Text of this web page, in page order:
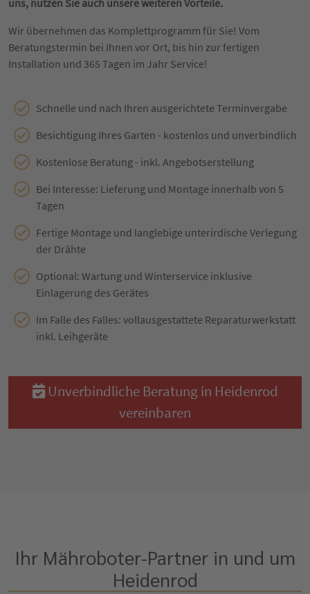
uns, nutzen Sie auch unsere weiteren Vorteile.
Wir übernehmen das Komplettprogramm für Sie! Vom
Beratungstermin bei Ihnen vor Ort, bis hin zur fertigen
Installation und 365 Tagen im Jahr Service!
Schnelle und nach Ihren ausgerichtete Terminvergabe
Besichtigung Ihres Garten - kostenlos und unverbindlich
Kostenlose Beratung - inkl. Angebotserstellung
Bei Interesse: Lieferung und Montage innerhalb von 5
Tagen
Fertige Montage und langlebige unterirdische Verlegung
der Drähte
Optional: Wartung und Winterservice inklusive
Einlagerung des Gerätes
Im Falle des Falles: vollausgestattete Reparaturwerkstatt
inkl. Leihgeräte
Unverbindliche Beratung in Heidenrod
vereinbaren
Ihr Mähroboter-Partner in und um
Heidenrod